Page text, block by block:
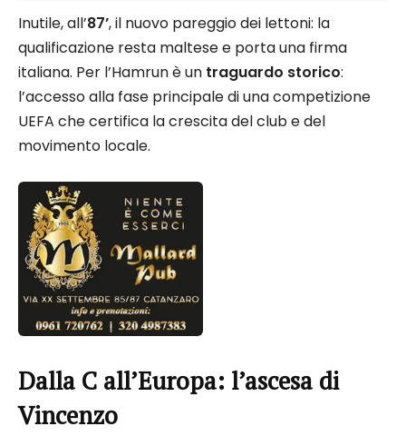
Inutile, all’87’, il nuovo pareggio dei lettoni: la
qualificazione resta maltese e porta una firma
italiana. Per l’Hamrun è un traguardo storico:
l’accesso alla fase principale di una competizione
UEFA che certifica la crescita del club e del
movimento locale.
Dalla C all’Europa: l’ascesa di
Vincenzo